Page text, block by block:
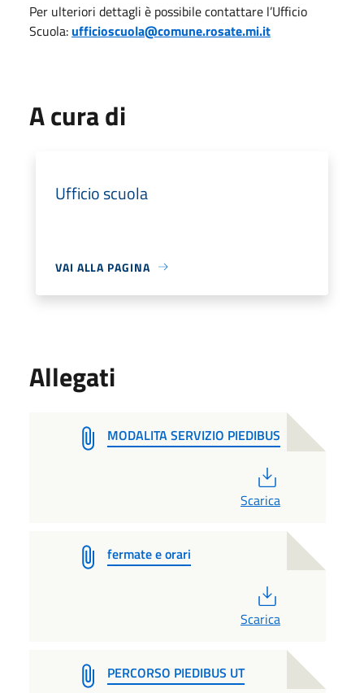
Per ulteriori dettagli è possibile contattare l’Ufficio
Scuola:ufficioscuola@comune.rosate.mi.it
A cura di
Ufficio scuola
VAI ALLA PAGINA
Allegati
MODALITA SERVIZIO PIEDIBUS
Scarica
fermate e orari
Scarica
PERCORSO PIEDIBUS UT